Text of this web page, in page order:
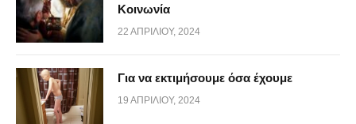
Κοινωνία
22 ΑΠΡΙΛΊΟΥ, 2024
Για να εκτιμήσουμε όσα έχουμε
19 ΑΠΡΙΛΊΟΥ, 2024